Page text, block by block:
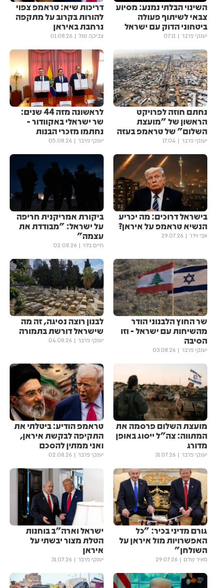
השינוי הבלתי נמנע: מסיוע
צבאי לשיתוף פעולה
ביטחוני הדוק עם ישראל
יענקי פרבר 07:11
דריכות שיא: טראמפ צפוי
להורות בקרוב על מתקפה
נרחבת באיראן
צביקה סגל 01.08.26
נחתם חוזה לפרויקט
הראשון של "מועצת
השלום" של טראמפ בעזה
יענקי פרבר 17:04
לראשונה מזה 44 שנים:
שר ישראלי באקוודור -
נחתמו מזכרי הבנות
יענקי פרבר 05.08.26
בישראל דרוכים: מה יכריע
הנשיא טראמפ על איראן?
אבי וידר 29.07.26
ביקורת אמריקנית חריפה
על ישראל: "מבודדת את
עצמה"
חיים בלוי 02.08.26
שר החוץ הלבנוני הודר
מהשיחות עם ישראל - וזו
הסיבה
יענקי פרבר 03.08.26
לבנון רוצה נסיגה, זה מה
שישראל דורשת בתמורה
יענקי פרבר 04.08.26
מועצת השלום פרסמה את
המתווה: צה"ל ייסוג באופן
מדורג
יענקי פרבר 31.07.26
טראמפ הודיע: ביטלתי את
התקיפה לבקשת איראן,
ואני ממתין להסכם
יענקי פרבר 02.08.26
גורם מדיני בכיר: "כל
האפשרויות מול איראן על
השולחן"
מאיר שלם 29.07.26
ישראל וארה"ב בוחנות
הטלת מצור יבשתי על
איראן
יענקי פרבר 31.07.26